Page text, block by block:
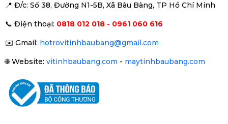
DDR5
Mainboard MSI H410M-A PRO
(Intel H410, Socket 1200, m-ATX,
📍 Đ/c: Số 38, Đường N1-5B, Xã Bàu Bàng, TP Hồ Chí Minh
📞 Điện thoại: 0818 012 018 - 0961 060 616
✉️ Gmail: hotrovitinhbaubang@gmail.com
🌐Website: vitinhbaubang.com - maytinhbaubang.com